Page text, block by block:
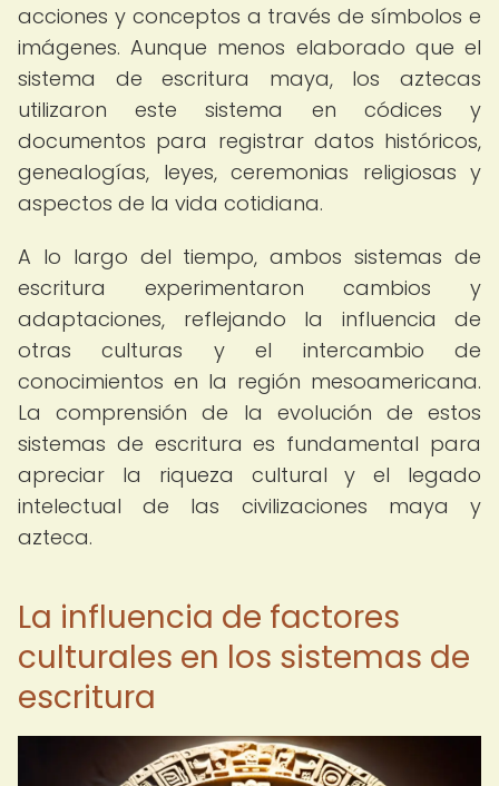
acciones y conceptos a través de símbolos e
imágenes. Aunque menos elaborado que el
sistema de escritura maya, los aztecas
utilizaron este sistema en códices y
documentos para registrar datos históricos,
genealogías, leyes, ceremonias religiosas y
aspectos de la vida cotidiana.
A lo largo del tiempo, ambos sistemas de
escritura experimentaron cambios y
adaptaciones, reflejando la influencia de
otras culturas y el intercambio de
conocimientos en la región mesoamericana.
La comprensión de la evolución de estos
sistemas de escritura es fundamental para
apreciar la riqueza cultural y el legado
intelectual de las civilizaciones maya y
azteca.
La influencia de factores
culturales en los sistemas de
escritura